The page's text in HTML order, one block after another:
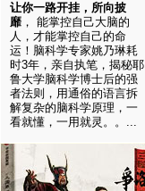
让你一路开挂，所向披
靡 ， 能掌控自己大脑的
人，才能掌控自己的命
运！脑科学专家姚乃琳耗
时3年，亲自执笔，揭秘耶
鲁大学脑科学博士后的强
者法则，用通俗的语言拆
解复杂的脑科学原理，一
看就懂，一用就灵。。...